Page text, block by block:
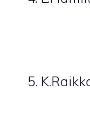
5.